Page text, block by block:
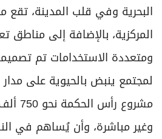
البحرية وفي قلب المدينة، تقع
المركزية، بالإضافة إلى مناطق
ومتعددة الاستخدامات تم
لمجتمع ينبض بالحيوية على مدار
مشروع
وغير مباشرة، وأن يُساهم في